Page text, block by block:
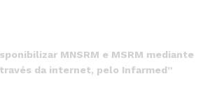
MNSRM e MSRM mediante
da internet, pelo Infarmed”